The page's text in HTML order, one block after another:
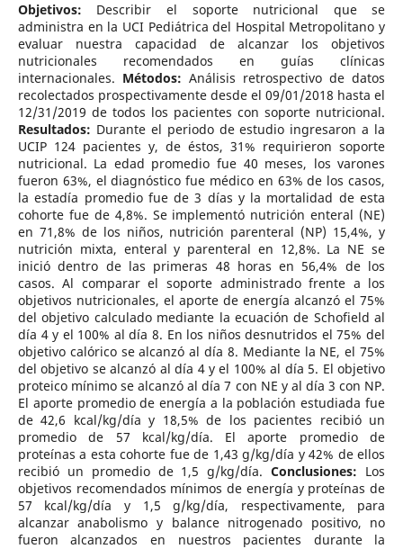
Objetivos: Describir el soporte nutricional que se
administra en la UCI Pediátrica del Hospital Metropolitano y
evaluar nuestra capacidad de alcanzar los objetivos
nutricionales recomendados en guías clínicas
internacionales. Métodos: Análisis retrospectivo de datos
recolectados prospectivamente desde el 09/01/2018 hasta el
12/31/2019 de todos los pacientes con soporte nutricional.
Resultados: Durante el periodo de estudio ingresaron a la
UCIP 124 pacientes y, de éstos, 31% requirieron soporte
nutricional. La edad promedio fue 40 meses, los varones
fueron 63%, el diagnóstico fue médico en 63% de los casos,
la estadía promedio fue de 3 días y la mortalidad de esta
cohorte fue de 4,8%. Se implementó nutrición enteral (NE)
en 71,8% de los niños, nutrición parenteral (NP) 15,4%, y
nutrición mixta, enteral y parenteral en 12,8%. La NE se
inició dentro de las primeras 48 horas en 56,4% de los
casos. Al comparar el soporte administrado frente a los
objetivos nutricionales, el aporte de energía alcanzó el 75%
del objetivo calculado mediante la ecuación de Schofield al
día 4 y el 100% al día 8. En los niños desnutridos el 75% del
objetivo calórico se alcanzó al día 8. Mediante la NE, el 75%
del objetivo se alcanzó al día 4 y el 100% al día 5. El objetivo
proteico mínimo se alcanzó al día 7 con NE y al día 3 con NP.
El aporte promedio de energía a la población estudiada fue
de 42,6 kcal/kg/día y 18,5% de los pacientes recibió un
promedio de 57 kcal/kg/día. El aporte promedio de
proteínas a esta cohorte fue de 1,43 g/kg/día y 42% de ellos
recibió un promedio de 1,5 g/kg/día.Conclusiones: Los
objetivos recomendados mínimos de energía y proteínas de
57 kcal/kg/día y 1,5 g/kg/día, respectivamente, para
alcanzar anabolismo y balance nitrogenado positivo, no
fueron alcanzados en nuestros pacientes durante la